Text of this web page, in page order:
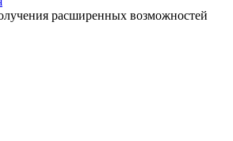
расширенных возможностей